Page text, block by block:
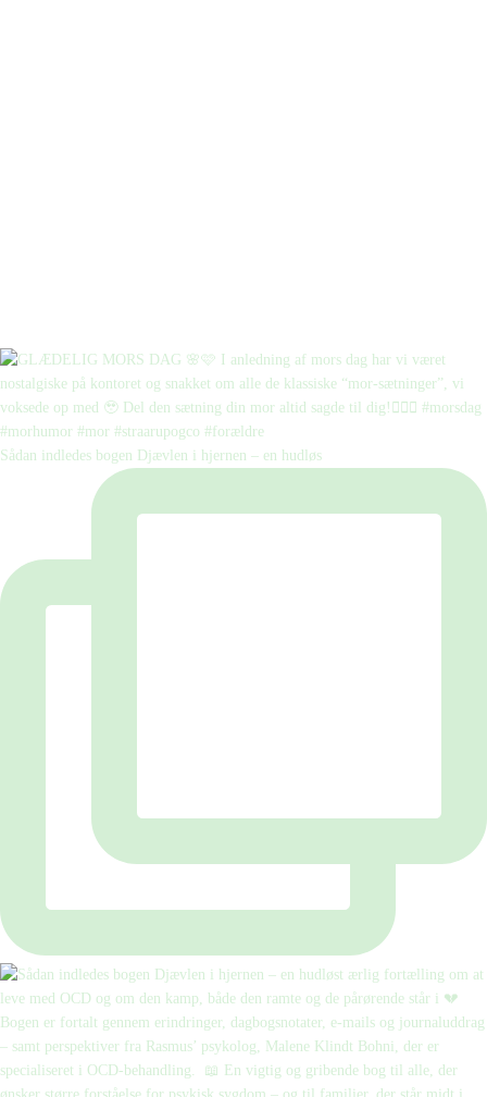
Sådan indledes bogen Djævlen i hjernen – en hudløs